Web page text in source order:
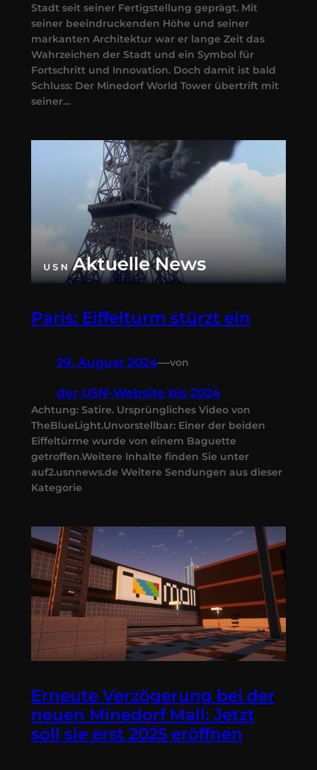
Stadt seit seiner Fertigstellung geprägt. Mit
seiner beeindruckenden Höhe und seiner
markanten Architektur war er lange Zeit das
Wahrzeichen der Stadt und ein Symbol für
Fortschritt und Innovation. Doch damit ist bald
Schluss: Der Minedorf World Tower übertrift mit
seiner…
Paris: Eiffelturm stürzt ein
29. August 2024—von
der USN-Website bis 2024
Achtung: Satire. Ursprüngliches Video von
TheBlueLight.Unvorstellbar: Einer der beiden
Eiffeltürme wurde von einem Baguette
getroffen.Weitere Inhalte finden Sie unter
auf2.usnnews.de Weitere Sendungen aus dieser
Kategorie
Erneute Verzögerung bei der
neuen Minedorf Mall: Jetzt
soll sie erst 2025 eröffnen